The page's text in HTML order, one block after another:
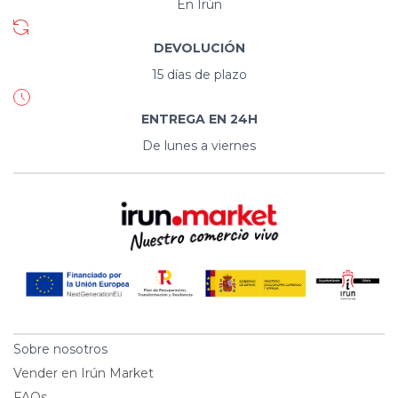
En Irún
DEVOLUCIÓN
15 días de plazo
ENTREGA EN 24H
De lunes a viernes
Sobre nosotros
Vender en Irún Market